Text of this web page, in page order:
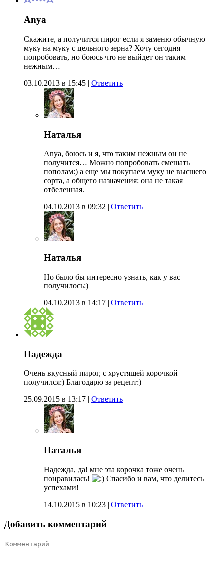
Anya
Скажите, а получится пирог если я заменю обычную
муку на муку с цельного зерна? Хочу сегодня
попробовать, но боюсь что не выйдет он таким
нежным…
03.10.2013 в 15:45 | Ответить
Наталья
Anya, боюсь и я, что таким нежным он не
получится… Можно попробовать смешать
пополам:) а еще мы покупаем муку не высшего
сорта, а общего назначения: она не такая
отбеленная.
04.10.2013 в 09:32 | Ответить
Наталья
Но было бы интересно узнать, как у вас
получилось:)
04.10.2013 в 14:17 | Ответить
Надежда
Очень вкусный пирог, с хрустящей корочкой
получился:) Благодарю за рецепт:)
25.09.2015 в 13:17 | Ответить
Наталья
Надежда, да! мне эта корочка тоже очень
понравилась!
Спасибо и вам, что делитесь
успехами!
14.10.2015 в 10:23 | Ответить
Добавить комментарий